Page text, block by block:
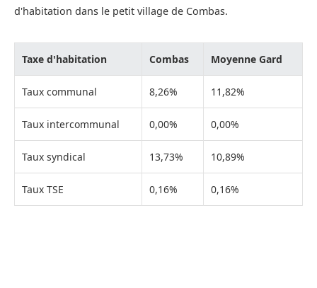
d'habitation dans le petit village de Combas.
Taxe d'habitation Combas Moyenne Gard
Taux communal 8,26% 11,82%
Taux intercommunal 0,00% 0,00%
Taux syndical 13,73% 10,89%
Taux TSE 0,16% 0,16%